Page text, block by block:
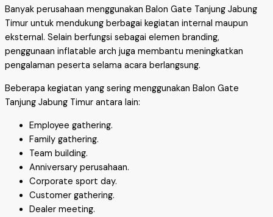
Banyak perusahaan menggunakan Balon Gate Tanjung Jabung
Timur untuk mendukung berbagai kegiatan internal maupun
eksternal. Selain berfungsi sebagai elemen branding,
penggunaan inflatable arch juga membantu meningkatkan
pengalaman peserta selama acara berlangsung.
Beberapa kegiatan yang sering menggunakan Balon Gate
Tanjung Jabung Timur antara lain:
Employee gathering.
Family gathering.
Team building.
Anniversary perusahaan.
Corporate sport day.
Customer gathering.
Dealer meeting.